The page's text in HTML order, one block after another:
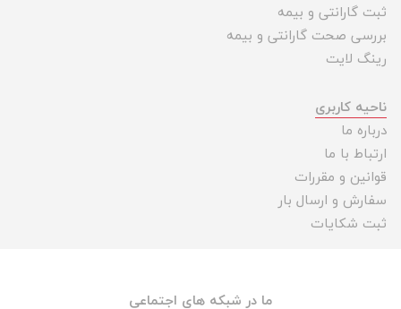
ثبت گارانتی و بیمه
بررسی صحت گارانتی و بیمه
رینگ لایت
ناحیه کاربری
درباره ما
ارتباط با ما
قوانین و مقررات
سفارش و ارسال بار
ثبت شکایات
ما در شبکه های اجتماعی